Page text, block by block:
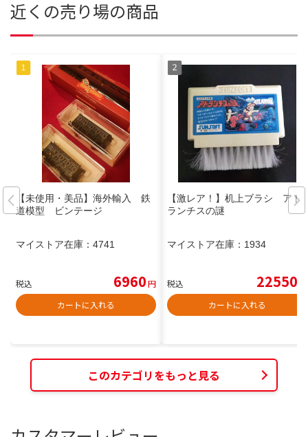
近くの売り場の商品
【未使用・美品】海外輸入 鉄
道模型 ビンテージ
マイストア在庫： 4741
税込 6960円
カートに入れる
【激レア！】机上ブラシ アト
ランチスの謎
マイストア在庫： 1934
税込 22550
カートに入れる
このカテゴリをもっと見る